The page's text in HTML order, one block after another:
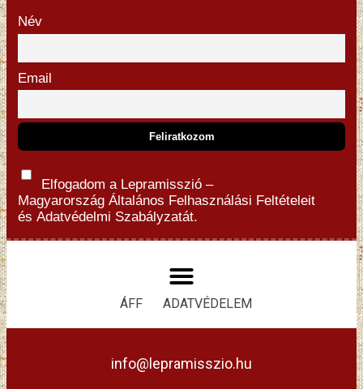
Név
Email
Elfogadom a Lepramisszió –
Magyarország Általános Felhasználási Feltételeit
és Adatvédelmi Szabályzatát.
ÁFF ADATVÉDELEM
info@lepramisszio.hu